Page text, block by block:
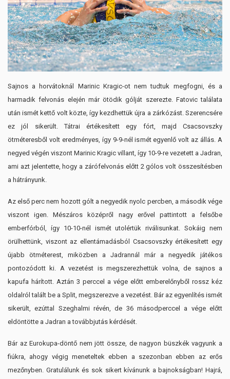
Sajnos a horvátoknál Marinic Kragic-ot nem tudtuk megfogni, és a
harmadik felvonás elején már ötödik gólját szerezte. Fatovic találata
után ismét kettő volt közte, így kezdhettük újra a zárkózást. Szerencsére
ez jól sikerült. Tátrai értékesített egy fórt, majd Csacsovszky
ötméteresből volt eredményes, így 9-9-nél ismét egyenlő volt az állás. A
negyed végén viszont Marinic Kragic villant, így 10-9-re vezetett a Jadran,
ami azt jelentette, hogy a zárófelvonás előtt 2 gólos volt összesítésben
a hátrányunk.
Az első perc nem hozott gólt a negyedik nyolc percben, a második vége
viszont igen. Mészáros középről nagy erővel pattintott a felsőbe
emberfórból, így 10-10-nél ismét utolértük riválisunkat. Sokáig nem
örülhettünk, viszont az ellentámadásból Csacsovszky értékesített egy
újabb ötméterest, miközben a Jadrannál már a negyedik játékos
pontozódott ki. A vezetést is megszerezhettük volna, de sajnos a
kapufa hárított. Aztán 3 perccel a vége előtt emberelőnyből rossz kéz
oldalról talált be a Split, megszerezve a vezetést. Bár az egyenlítés ismét
sikerült, ezúttal Szeghalmi révén, de 36 másodperccel a vége előtt
eldöntötte a Jadran a továbbjutás kérdését.
Bár az Eurokupa-döntő nem jött össze, de nagyon büszkék vagyunk a
fiúkra, ahogy végig meneteltek ebben a szezonban ebben az erős
mezőnyben. Gratulálunk és sok sikert kívánunk a bajnokságban! Hajrá,